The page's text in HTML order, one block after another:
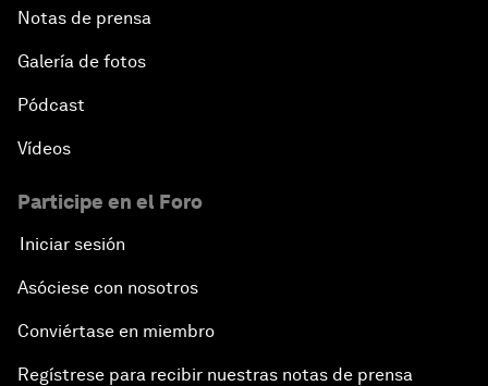
Notas de prensa
Galería de fotos
Pódcast
Vídeos
Participe en el Foro
Iniciar sesión
Asóciese con nosotros
Conviértase en miembro
Regístrese para recibir nuestras notas de prensa